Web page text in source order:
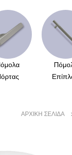
ΑΡΧΙΚΉ ΣΕΛΊΔΑ